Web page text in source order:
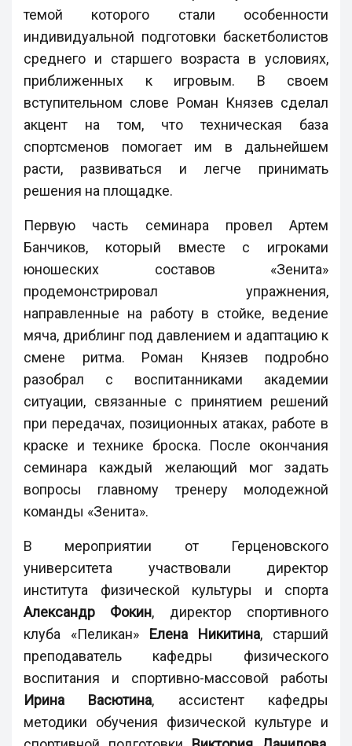
темой которого стали особенности
индивидуальной подготовки баскетболистов
среднего и старшего возраста в условиях,
приближенных к игровым. В своем
вступительном слове Роман Князев сделал
акцент на том, что техническая база
спортсменов помогает им в дальнейшем
расти, развиваться и легче принимать
решения на площадке.
Первую часть семинара провел Артем
Банчиков, который вместе с игроками
юношеских составов «Зенита»
продемонстрировал упражнения,
направленные на работу в стойке, ведение
мяча, дриблинг под давлением и адаптацию к
смене ритма. Роман Князев подробно
разобрал с воспитанниками академии
ситуации, связанные с принятием решений
при передачах, позиционных атаках, работе в
краске и технике броска. После окончания
семинара каждый желающий мог задать
вопросы главному тренеру молодежной
команды «Зенита».
В мероприятии от Герценовского
университета участвовали директор
института физической культуры и спорта
Александр Фокин, директор спортивного
клуба «Пеликан» Елена Никитина, старший
преподаватель кафедры физического
воспитания и спортивно-массовой работы
Ирина Васютина, ассистент кафедры
методики обучения физической культуре и